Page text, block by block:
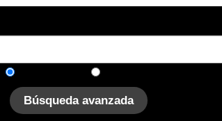
Búsqueda avanzada